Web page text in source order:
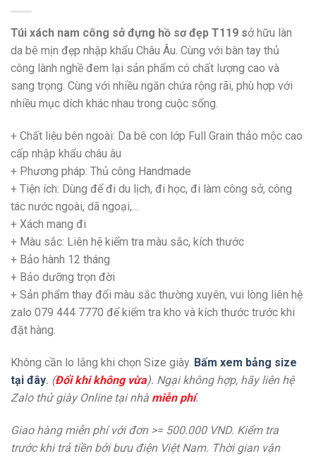
Túi xách nam công sở đựng hồ sơ đẹp T119 sở hữu làn
da bê mịn đẹp nhập khẩu Châu Âu. Cùng với bàn tay thủ
công lành nghề đem lại sản phẩm có chất lượng cao và
sang trọng. Cùng với nhiều ngăn chứa rộng rãi, phù hợp với
nhiều mục dích khác nhau trong cuộc sống.
+ Chất liệu bên ngoài: Da bê con lớp Full Grain thảo mộc cao
cấp nhập khẩu châu âu
+ Phương pháp: Thủ công Handmade
+ Tiện ích: Dùng để đi du lịch, đi học, đi làm công sở, công
tác nước ngoài, dã ngoại,…
+ Xách mang đi
+ Màu sắc: Liên hệ kiểm tra màu sắc, kích thước
+ Bảo hành 12 tháng
+ Bảo dưỡng trọn đời
+ Sản phẩm thay đổi màu sắc thường xuyên, vui lòng liên hệ
zalo 079 444 7770 để kiểm tra kho và kích thước trước khi
đặt hàng.
Không cần lo lắng khi chọn Size giày. Bấm xem bảng size
tại đây. (Đổi khi không vừa). Ngại không hợp, hãy liên hệ
Zalo thử giày Online tại nhà miễn phí.
Giao hàng miễn phí với đơn >= 500.000 VND. Kiểm tra
trước khi trả tiền bởi bưu điện Việt Nam. Thời gian vận